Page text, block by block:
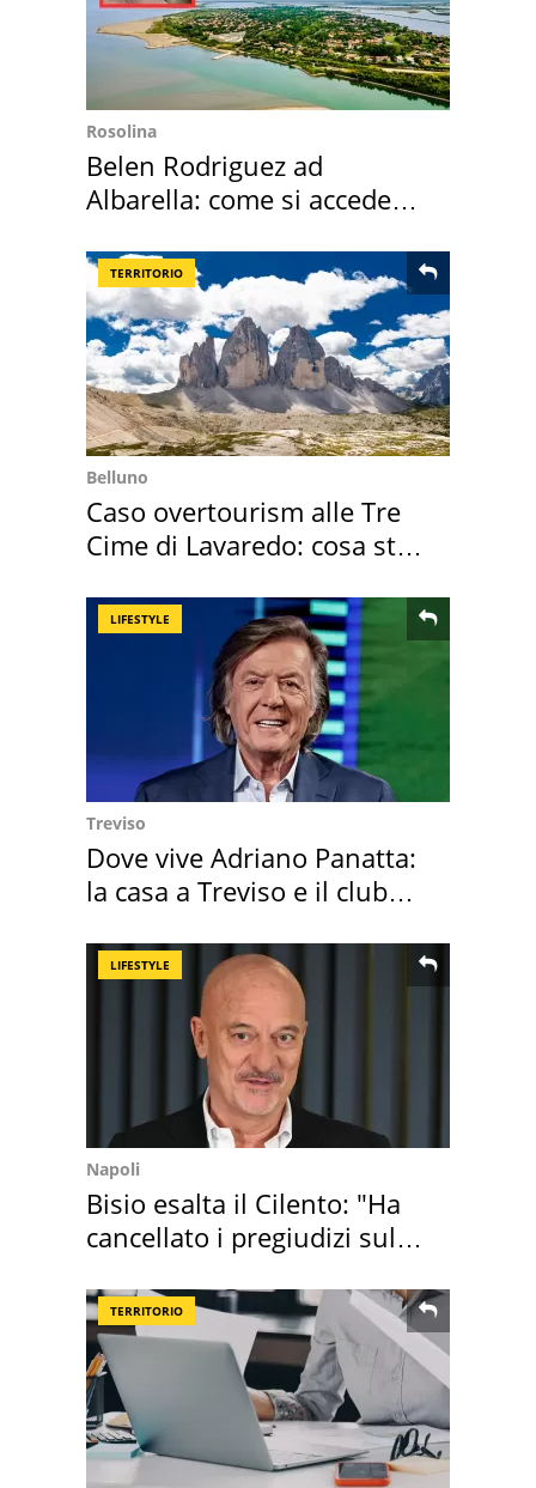
Rosolina
Belen Rodriguez ad
Albarella: come si accede
TERRITORIO
Belluno
Caso overtourism alle Tre
Cime di Lavaredo: cosa sta
LIFESTYLE
Treviso
Dove vive Adriano Panatta:
la casa a Treviso e il club
LIFESTYLE
Napoli
Bisio esalta il Cilento: "Ha
cancellato i pregiudizi sul
TERRITORIO